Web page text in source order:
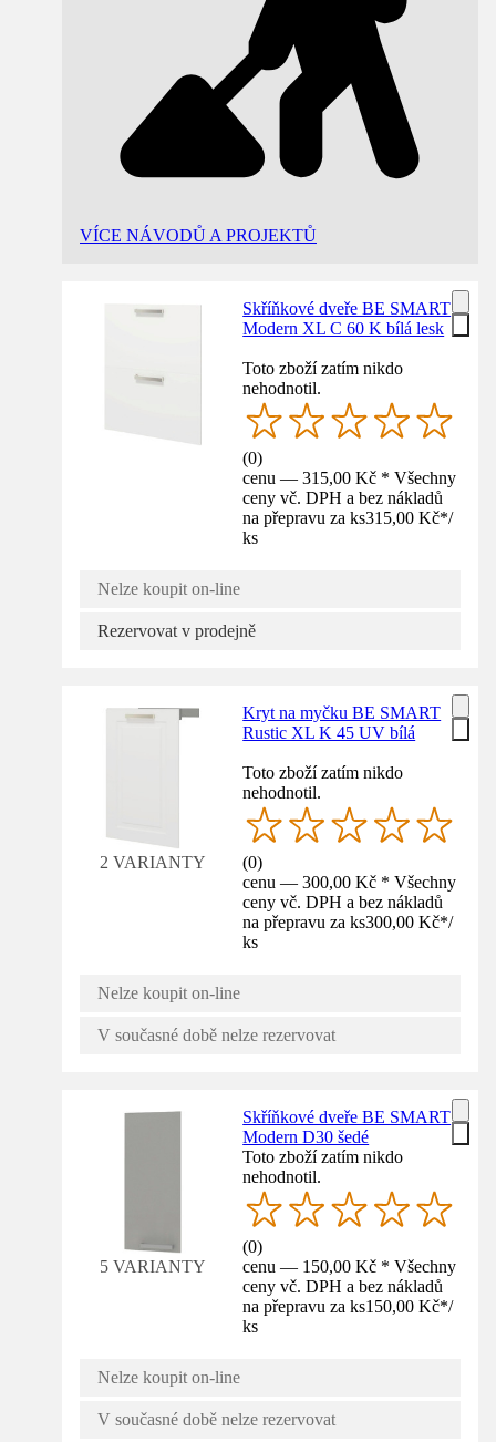
VÍCE NÁVODŮ A PROJEKTŮ
Skříňkové dveře BE SMART
Modern XL C 60 K bílá lesk
Toto zboží zatím nikdo
nehodnotil.
(0)
cenu — 315,00 Kč * Všechny
ceny vč. DPH a bez nákladů
na přepravu za ks315,00 Kč*/
ks
Nelze koupit on-line
Rezervovat v prodejně
2 VARIANTY
Kryt na myčku BE SMART
Rustic XL K 45 UV bílá
Toto zboží zatím nikdo
nehodnotil.
(0)
cenu — 300,00 Kč * Všechny
ceny vč. DPH a bez nákladů
na přepravu za ks300,00 Kč*/
ks
Nelze koupit on-line
V současné době nelze rezervovat
5 VARIANTY
Skříňkové dveře BE SMART
Modern D30 šedé
Toto zboží zatím nikdo
nehodnotil.
(0)
cenu — 150,00 Kč * Všechny
ceny vč. DPH a bez nákladů
na přepravu za ks150,00 Kč*/
ks
Nelze koupit on-line
V současné době nelze rezervovat